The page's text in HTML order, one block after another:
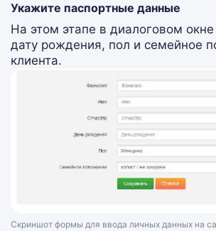
Укажите паспортные данные
На этом этапе в диалоговом
дату рождения, пол и семейное
клиента.
Скриншот формы для ввода личных данных на